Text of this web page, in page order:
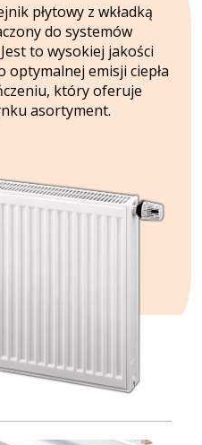
płytowy z wkładką
do systemów
to wysokiej jakości
emisji ciepła
który oferuje
asortyment.